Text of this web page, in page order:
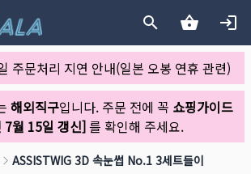
주문처리 지연 안내(일본 오봉 연휴 관련)
해외직구입니다. 주문 전에 꼭 쇼핑가이드
7월 15일 갱신]를 확인해 주세요.
ASSISTWIG 3D 속눈썹 No.1 3세트들이